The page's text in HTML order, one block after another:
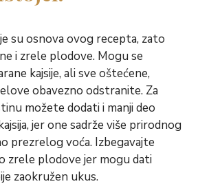
su osnova ovog recepta, zato
i zrele plodove. Mogu se
kajsije, ali sve oštećene,
obavezno odstranite. Za
možete dodati i manji deo
jer one sadrže više prirodnog
prezrelog voća. Izbegavajte
zrele plodove jer mogu dati
zaokružen ukus.